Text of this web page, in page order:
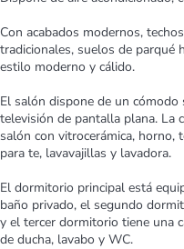
Con acabados modernos,
tradicionales, suelos de parqué
estilo moderno y cálido.
El salón dispone de un
televisión de pantalla plana. La
salón con vitrocerámica, horno,
para te, lavavajillas y lavadora.
El dormitorio principal está
baño privado, el segundo
y el tercer dormitorio tiene una
de ducha, lavabo y WC.